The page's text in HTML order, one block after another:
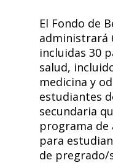
El Fondo de
administrará
incluidas 30
salud,
medicina y
estudiantes
secundaria
programa de
para
de pregrado/